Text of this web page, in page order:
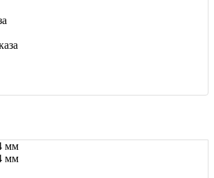
мм
мм